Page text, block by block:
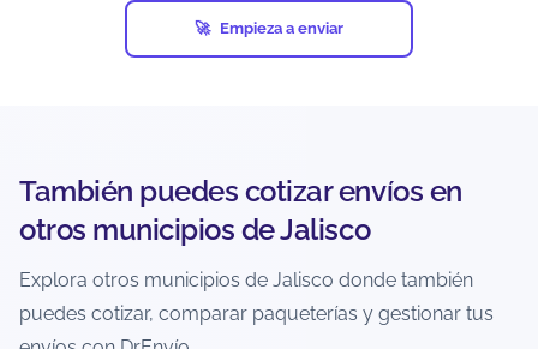
lotería, cheques, obras de arte, antigüedades,
tarjetas de crédito activadas, productos pirata,
automáticamente. Además, cada empresa de
mensajería puede establecer restricciones
adicionales, por lo que es responsabilidad del
la guía.
Empieza a enviar
También puedes cotizar envíos en
otros municipios de Jalisco
Explora otros municipios de Jalisco donde también
puedes cotizar, comparar paqueterías y gestionar tus